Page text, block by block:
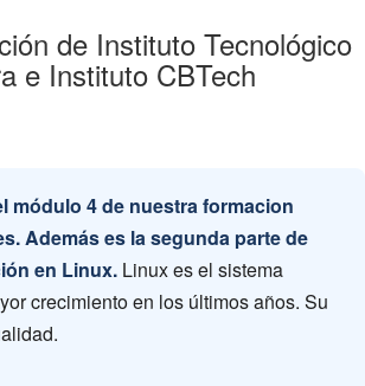
de Instituto Tecnológico
e Instituto CBTech
módulo 4 de nuestra formacion
Además es la segunda parte de
en Linux. Linux es el sistema
crecimiento en los últimos años. Su